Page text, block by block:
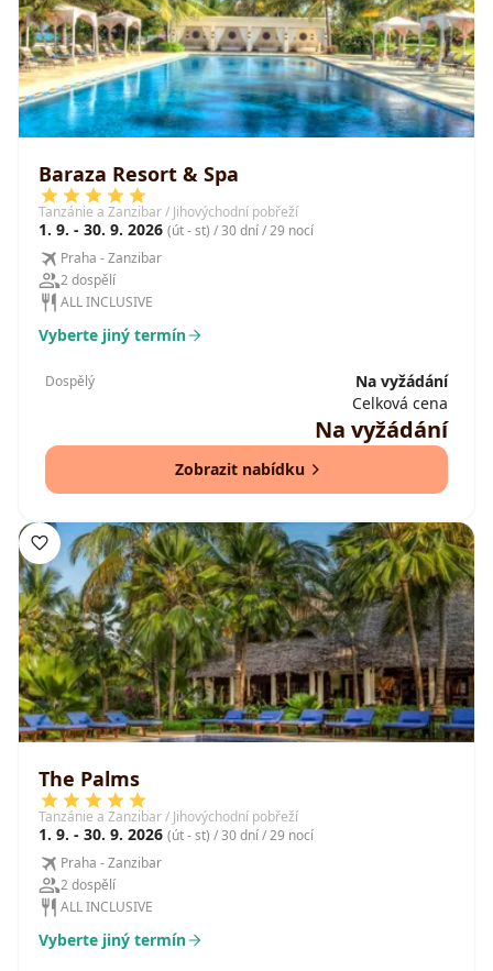
Baraza Resort & Spa
Tanzánie a Zanzibar / Jihovýchodní pobřeží
1. 9. - 30. 9. 2026 (út - st) / 30 dní / 29 nocí
Praha - Zanzibar
2 dospělí
ALL INCLUSIVE
Vyberte jiný termín
Dospělý
Na vyžádání
Celková cena
Na vyžádání
Zobrazit nabídku
The Palms
Tanzánie a Zanzibar / Jihovýchodní pobřeží
1. 9. - 30. 9. 2026 (út - st) / 30 dní / 29 nocí
Praha - Zanzibar
2 dospělí
ALL INCLUSIVE
Vyberte jiný termín